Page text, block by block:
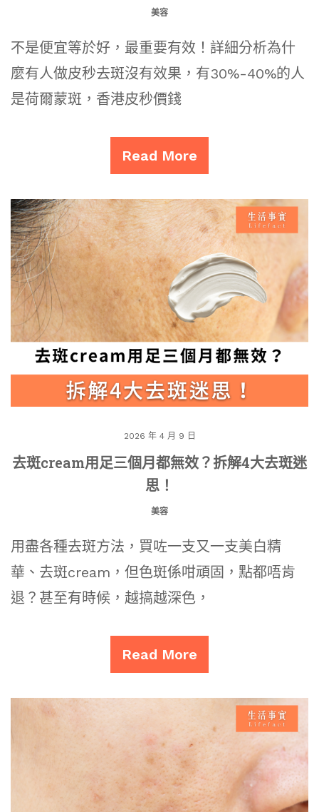
美容
不是便宜等於好，最重要有效！詳細分析為什
麼有人做皮秒去斑沒有效果，有30%-40%的人
是荷爾蒙斑，香港皮秒價錢
Read More
2026 年 4 月 9 日
去斑cream用足三個月都無效？拆解4大去斑迷
思！
美容
用盡各種去斑方法，買咗一支又一支美白精
華、去斑cream，但色斑係咁頑固，點都唔肯
退？甚至有時候，越搞越深色，
Read More